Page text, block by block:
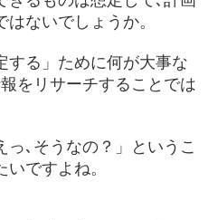
ないでしょうか。
する」ために何が大事な
をリサーチすることでは
､そうなの？」というこ
ですよね。